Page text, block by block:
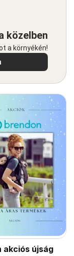
közelben
a környékén!
akciós újság